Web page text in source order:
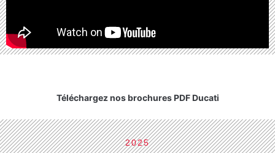
Téléchargez nos brochures PDF Ducati
2025